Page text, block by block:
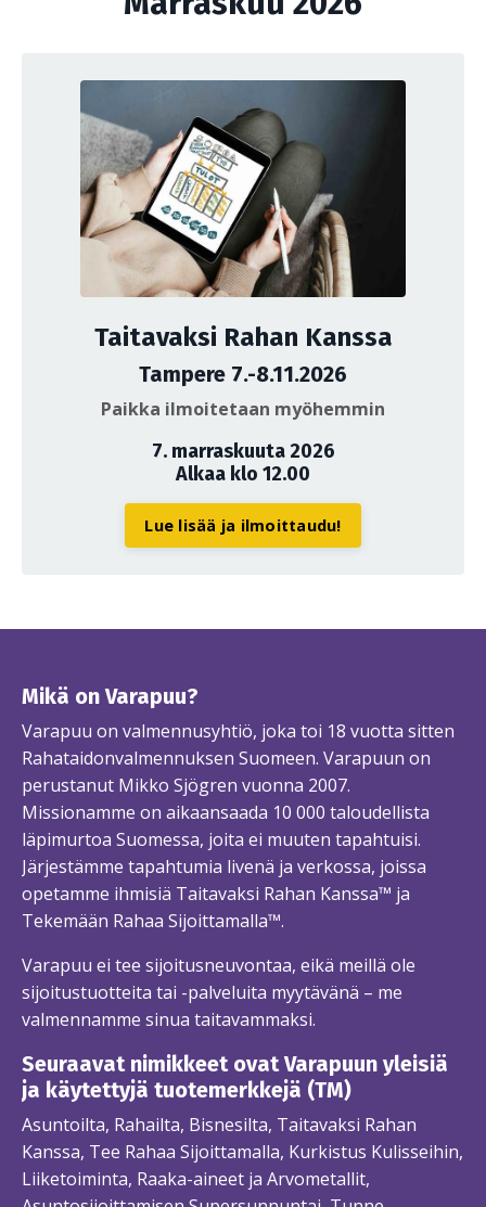
Taitavaksi Rahan Kanssa
Tampere 7.-8.11.2026
Paikka ilmoitetaan myöhemmin
7. marraskuuta 2026
Alkaa klo 12.00
Lue lisää ja ilmoittaudu!
Mikä on Varapuu?
Varapuu on valmennusyhtiö, joka toi 18 vuotta sitten
Rahataidonvalmennuksen Suomeen. Varapuun on
perustanut Mikko Sjögren vuonna 2007.
Missionamme on aikaansaada 10 000 taloudellista
läpimurtoa Suomessa, joita ei muuten tapahtuisi.
Järjestämme tapahtumia livenä ja verkossa, joissa
opetamme ihmisiä Taitavaksi Rahan Kanssa™ ja
Tekemään Rahaa Sijoittamalla™.
Varapuu ei tee sijoitusneuvontaa, eikä meillä ole
sijoitustuotteita tai -palveluita myytävänä – me
valmennamme sinua taitavammaksi.
Seuraavat nimikkeet ovat Varapuun yleisiä
ja käytettyjä tuotemerkkejä (TM)
Asuntoilta, Rahailta, Bisnesilta, Taitavaksi Rahan
Kanssa, Tee Rahaa Sijoittamalla, Kurkistus Kulisseihin,
Liiketoiminta, Raaka-aineet ja Arvometallit,